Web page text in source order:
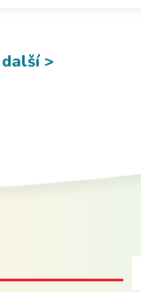
další >